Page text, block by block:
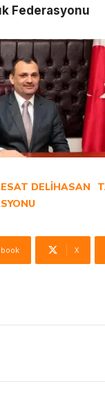
Federasyonu
ESAT DELIHASAN
X